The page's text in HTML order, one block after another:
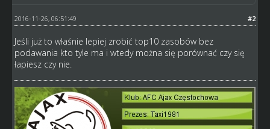
#2
2016-11-26, 06:51:49
Jeśli już to właśnie lepiej zrobić top10 zasobów bez
podawania kto tyle ma i wtedy można się porównać czy się
łapiesz czy nie.